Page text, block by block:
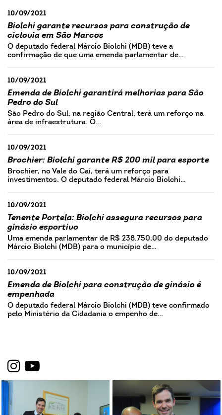
10/09/2021
Biolchi garante recursos para construção de
ciclovia em São Marcos
O deputado federal Márcio Biolchi (MDB) teve a
confirmação de que uma emenda parlamentar de…
10/09/2021
Emenda de Biolchi garantirá melhorias para São
Pedro do Sul
São Pedro do Sul, na região Central, terá um reforço na
área de infraestrutura. O…
10/09/2021
Brochier: Biolchi garante R$ 200 mil para esporte
Brochier, no Vale do Caí, terá um reforço para
investimentos. O deputado federal Márcio Biolchi…
10/09/2021
Tenente Portela: Biolchi assegura recursos para
ginásio esportivo
Uma emenda parlamentar de R$ 238.750,00 do deputado
Márcio Biolchi (MDB) para o município de…
10/09/2021
Emenda de Biolchi para construção de ginásio é
empenhada
O deputado federal Márcio Biolchi (MDB) teve confirmado
pelo Ministério da Cidadania o empenho de…